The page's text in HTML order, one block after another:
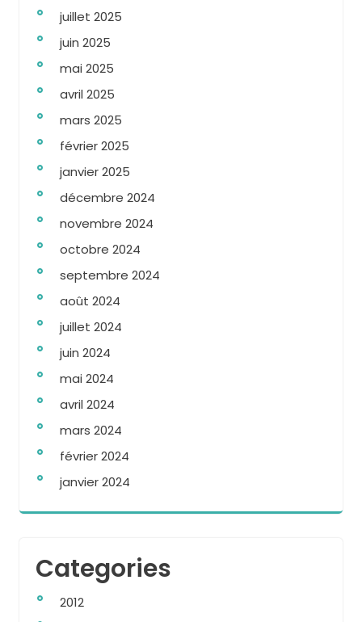
juillet 2025
juin 2025
mai 2025
avril 2025
mars 2025
février 2025
janvier 2025
décembre 2024
novembre 2024
octobre 2024
septembre 2024
août 2024
juillet 2024
juin 2024
mai 2024
avril 2024
mars 2024
février 2024
janvier 2024
Categories
2012